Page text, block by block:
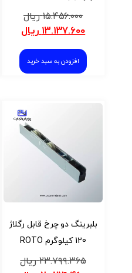
۱۵.۴۵۶.۰۰۰ریال
۱۳.۱۳۷.۶۰۰ریال
افزودن به سبد خرید
بلبرینگ دو چرخ قابل رگلاژ
120 کیلوگرم ROTO
۲۳.۷۹۹.۳۶۵ریال